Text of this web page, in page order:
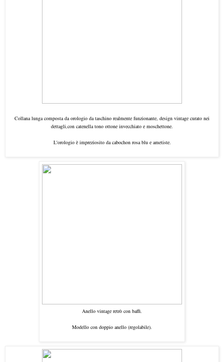
Collana lunga composta da orologio da taschino realmente funzionante, design vintage curato nei
dettagli,con catenella tono ottone invecchiato e moschettone.
L'orologio è impreziosito da cabochon rosa blu e ametiste.
Anello vintage retrò con baffi.
Modello con doppio anello (regolabile).